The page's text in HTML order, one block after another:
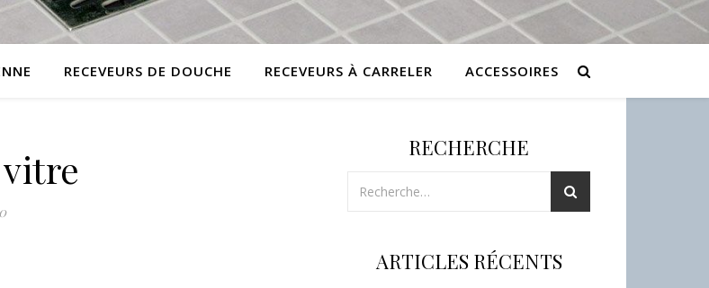
RECEVEURS DE DOUCHE RECEVEURS À CARRELER ACCESSOIRES
RECHERCHE
ARTICLES RÉCENTS